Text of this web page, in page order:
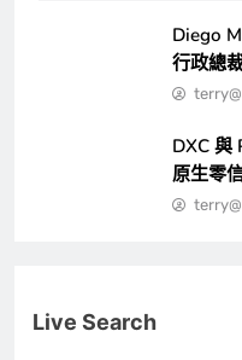
Diego
行政總
DXC 與
原生零
Live Search